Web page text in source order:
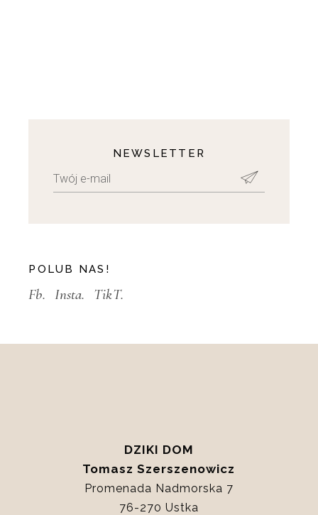
NEWSLETTER
POLUB NAS!
Fb. Insta. TikT.
DZIKI DOM
Tomasz Szerszenowicz
Promenada Nadmorska 7
76-270 Ustka